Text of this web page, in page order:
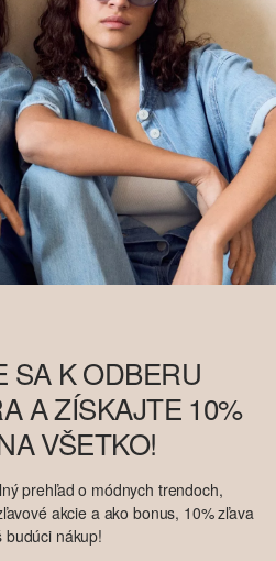
SA K ODBERU
A ZÍSKAJTE 10%
VŠETKO!
prehľad o módnych trendoch,
akcie a ako bonus, 10% zľava
budúci nákup!